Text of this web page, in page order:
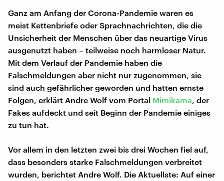
Ganz am Anfang der Corona-Pandemie waren es
meist Kettenbriefe oder Sprachnachrichten, die die
Unsicherheit der Menschen über das neuartige Virus
ausgenutzt haben – teilweise noch harmloser Natur.
Mit dem Verlauf der Pandemie haben die
Falschmeldungen aber nicht nur zugenommen, sie
sind auch gefährlicher geworden und hatten ernste
Folgen, erklärt Andre Wolf vom Portal Mimikama , der
Fakes aufdeckt und seit Beginn der Pandemie einiges
zu tun hat.
Vor allem in den letzten zwei bis drei Wochen fiel auf,
dass besonders starke Falschmeldungen verbreitet
wurden, berichtet Andre Wolf. Die Aktuellste: Auf einer